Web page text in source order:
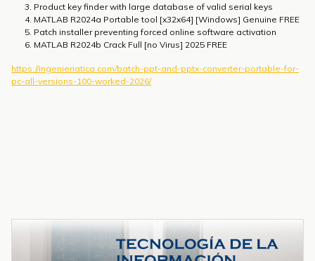
Product key finder with large database of valid serial keys
MATLAB R2024a Portable tool [x32x64] [Windows] Genuine FREE
Patch installer preventing forced online software activation
MATLAB R2024b Crack Full [no Virus] 2025 FREE
https://ingenieriatica.com/batch-ppt-and-pptx-converter-portable-for-
pc-all-versions-100-worked-2026/